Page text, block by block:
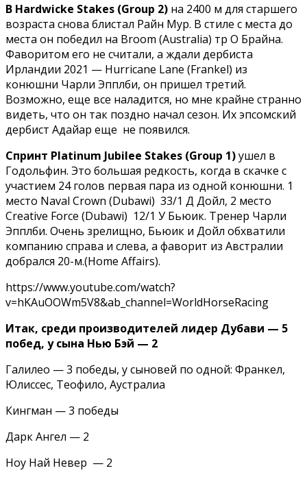
В Hardwicke Stakes (Group 2) на 2400 м для старшего
возраста снова блистал Райн Мур. В стиле с места до
места он победил на Broom (Australia) тр О Брайна.
Фаворитом его не считали, а ждали дербиста
Ирландии 2021 — Hurricane Lane (Frankel) из
конюшни Чарли Эпплби, он пришел третий.
Возможно, еще все наладится, но мне крайне странно
видеть, что он так поздно начал сезон. Их эпсомский
дербист Адайар еще не появился.
Спринт Platinum Jubilee Stakes (Group 1)ушел в
Годольфин. Это большая редкость, когда в скачке с
участием 24 голов первая пара из одной конюшни. 1
место Naval Crown (Dubawi) 33/1 Д Дойл, 2 место
Creative Force (Dubawi) 12/1 У Бьюик. Тренер Чарли
Эпплби. Очень зрелищно, Бьюик и Дойл обхватили
компанию справа и слева, а фаворит из Австралии
добрался 20-м.(Home Affairs).
https://www.youtube.com/watch?
v=hKAuOOWm5V8&ab_channel=WorldHorseRacing
Итак, среди производителей лидер Дубави — 5
побед, у сына Нью Бэй — 2
Галилео — 3 победы, у сыновей по одной: Франкел,
Юлиссес, Теофило, Аустралиа
Кингман — 3 победы
Дарк Ангел — 2
Ноу Най Невер — 2